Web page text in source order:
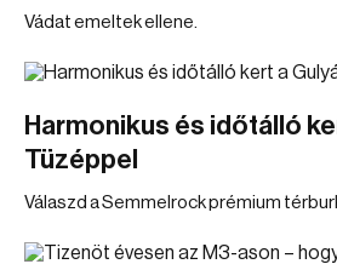
Vádat emeltek ellene.
Harmonikus és időtálló
Tüzéppel
Válaszd a Semmelrock prémium